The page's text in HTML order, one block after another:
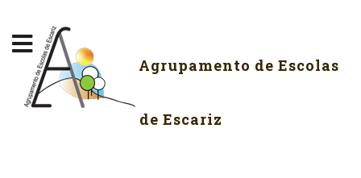
Agrupamento de Escolas
de Escariz